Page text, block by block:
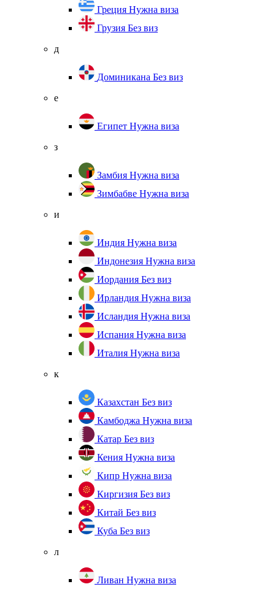
Греция Нужна виза
Грузия Без виз
д
Доминикана Без виз
е
Египет Нужна виза
з
Замбия Нужна виза
Зимбабве Нужна виза
и
Индия Нужна виза
Индонезия Нужна виза
Иордания Без виз
Ирландия Нужна виза
Исландия Нужна виза
Испания Нужна виза
Италия Нужна виза
к
Казахстан Без виз
Камбоджа Нужна виза
Катар Без виз
Кения Нужна виза
Кипр Нужна виза
Киргизия Без виз
Китай Без виз
Куба Без виз
л
Ливан Нужна виза